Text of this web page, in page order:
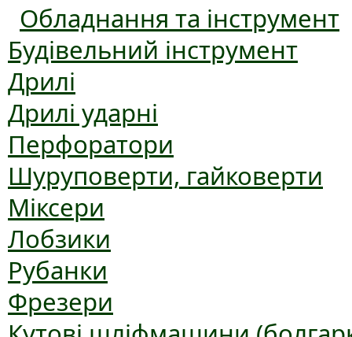
Обладнання та інструмент
Будівельний інструмент
Дрилі
Дрилі ударні
Перфоратори
Шуруповерти, гайковерти
Міксери
Лобзики
Рубанки
Фрезери